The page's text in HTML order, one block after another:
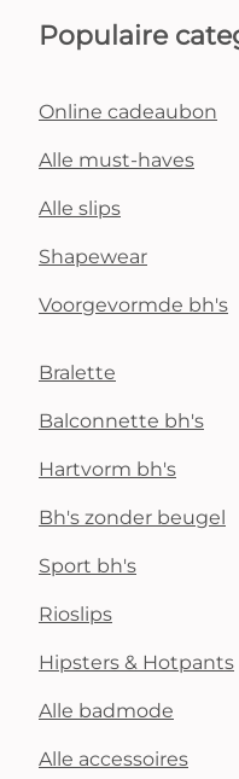
Populaire
Online cadeaubon
Alle must-haves
Alle slips
Shapewear
Voorgevormde bh's
Bralette
Balconnette bh's
Hartvorm bh's
Bh's zonder beugel
Sport bh's
Rioslips
Hipsters & Hotpants
Alle badmode
Alle accessoires